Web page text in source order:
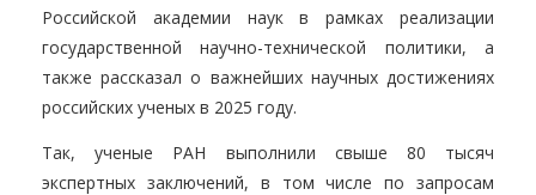
Российской академии наук в рамках реализации
государственной научно-технической политики, а
также рассказал о важнейших научных достижениях
российских ученых в 2025 году.
Так, ученые РАН выполнили свыше 80 тысяч
экспертных заключений, в том числе по запросам